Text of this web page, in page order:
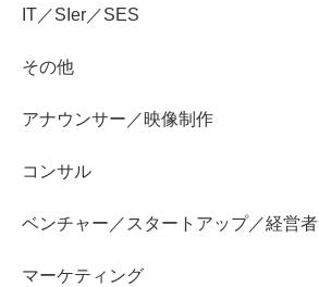
IT／SIer／SES
その他
アナウンサー／映像制作
コンサル
ベンチャー／スタートアップ／経営者
マーケティング